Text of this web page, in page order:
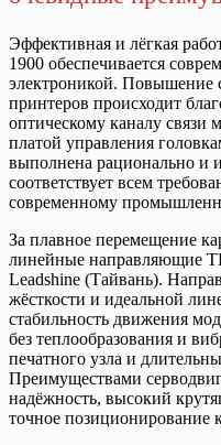
Эффективная и лёгкая
1900 обеспечивается
электроникой. Повышение
принтеров происходит
оптическому каналу связи
платой управления
выполнена рационально и
соответствует всем
современному
За плавное перемещение
линейные направляющие
Leadshine (Тайвань).
жёсткости и идеальной
стабильность движения
без теплообразования и
печатного узла и
Преимуществами
надёжность, высокий
точное позиционирование